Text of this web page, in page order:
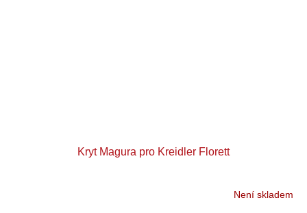
Kryt Magura pro Kreidler Florett
Není skladem